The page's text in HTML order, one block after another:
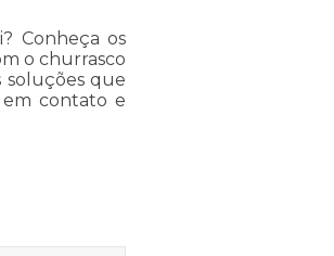
Conheça os
o churrasco
soluções que
em contato e